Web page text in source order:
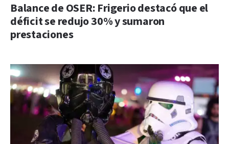
Balance de OSER: Frigerio destacó que el
déficit se redujo 30% y sumaron
prestaciones